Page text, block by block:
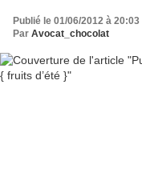
Publié le 01/06/2012 à 20:03
Par Avocat_chocolat